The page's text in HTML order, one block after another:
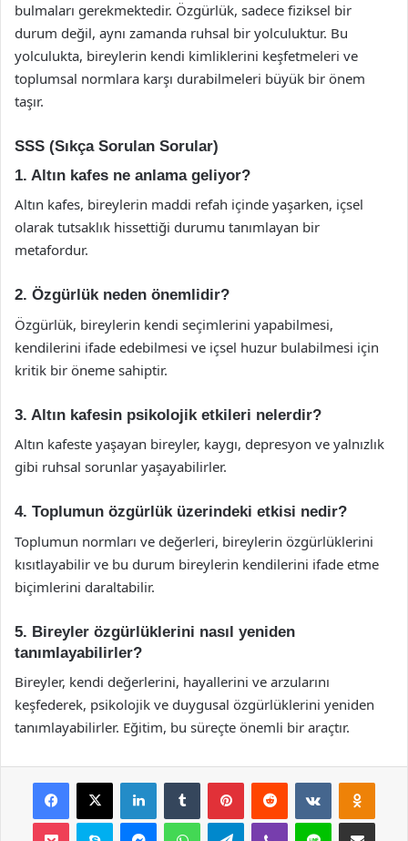
bulmaları gerekmektedir. Özgürlük, sadece fiziksel bir
durum değil, aynı zamanda ruhsal bir yolculuktur. Bu
yolculukta, bireylerin kendi kimliklerini keşfetmeleri ve
toplumsal normlara karşı durabilmeleri büyük bir önem
taşır.
SSS (Sıkça Sorulan Sorular)
1. Altın kafes ne anlama geliyor?
Altın kafes, bireylerin maddi refah içinde yaşarken, içsel
olarak tutsaklık hissettiği durumu tanımlayan bir
metafordur.
2. Özgürlük neden önemlidir?
Özgürlük, bireylerin kendi seçimlerini yapabilmesi,
kendilerini ifade edebilmesi ve içsel huzur bulabilmesi için
kritik bir öneme sahiptir.
3. Altın kafesin psikolojik etkileri nelerdir?
Altın kafeste yaşayan bireyler, kaygı, depresyon ve yalnızlık
gibi ruhsal sorunlar yaşayabilirler.
4. Toplumun özgürlük üzerindeki etkisi nedir?
Toplumun normları ve değerleri, bireylerin özgürlüklerini
kısıtlayabilir ve bu durum bireylerin kendilerini ifade etme
biçimlerini daraltabilir.
5. Bireyler özgürlüklerini nasıl yeniden
tanımlayabilirler?
Bireyler, kendi değerlerini, hayallerini ve arzularını
keşfederek, psikolojik ve duygusal özgürlüklerini yeniden
tanımlayabilirler. Eğitim, bu süreçte önemli bir araçtır.
Facebook
X LinkedInTumblr PinterestReddit VKontakte
Pocket Skype MessengerWhatsAppTelegramViber Line E-Posta ile